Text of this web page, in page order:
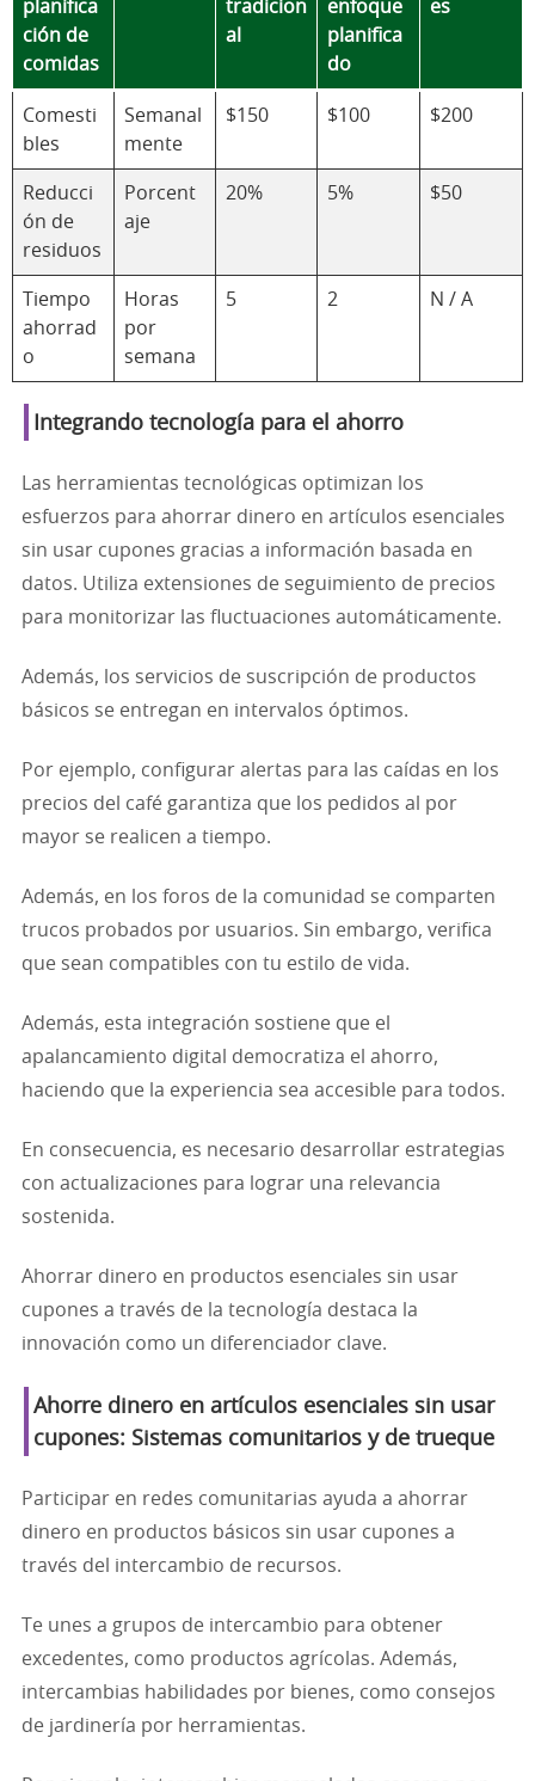
planifica
ción de
comidas
tradicion
al
enfoque
planifica
do
es
Comesti
bles
Semanal
mente
$150 $100 $200
Reducci
ón de
residuos
Porcent
aje
20% 5% $50
Tiempo
ahorrad
o
Horas
por
semana
5 2 N / A
Integrando tecnología para el ahorro
Las herramientas tecnológicas optimizan los
esfuerzos para ahorrar dinero en artículos esenciales
sin usar cupones gracias a información basada en
datos. Utiliza extensiones de seguimiento de precios
para monitorizar las fluctuaciones automáticamente.
Además, los servicios de suscripción de productos
básicos se entregan en intervalos óptimos.
Por ejemplo, configurar alertas para las caídas en los
precios del café garantiza que los pedidos al por
mayor se realicen a tiempo.
Además, en los foros de la comunidad se comparten
trucos probados por usuarios. Sin embargo, verifica
que sean compatibles con tu estilo de vida.
Además, esta integración sostiene que el
apalancamiento digital democratiza el ahorro,
haciendo que la experiencia sea accesible para todos.
En consecuencia, es necesario desarrollar estrategias
con actualizaciones para lograr una relevancia
sostenida.
Ahorrar dinero en productos esenciales sin usar
cupones a través de la tecnología destaca la
innovación como un diferenciador clave.
Ahorre dinero en artículos esenciales sin usar
cupones: Sistemas comunitarios y de trueque
Participar en redes comunitarias ayuda a ahorrar
dinero en productos básicos sin usar cupones a
través del intercambio de recursos.
Te unes a grupos de intercambio para obtener
excedentes, como productos agrícolas. Además,
intercambias habilidades por bienes, como consejos
de jardinería por herramientas.